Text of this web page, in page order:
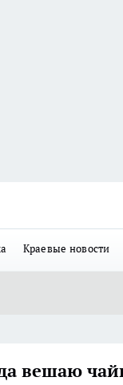
Краевые новости
вешаю